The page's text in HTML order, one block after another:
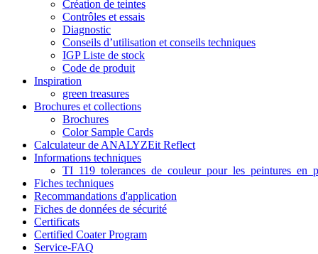
Création de teintes
Contrôles et essais
Diagnostic
Conseils d’utilisation et conseils techniques
IGP Liste de stock
Code de produit
Inspiration
green treasures
Brochures et collections
Brochures
Color Sample Cards
Calculateur de ANALYZEit Reflect
Informations techniques
Fiches techniques
Recommandations d'application
Fiches de données de sécurité
Certificats
Certified Coater Program
Service-FAQ